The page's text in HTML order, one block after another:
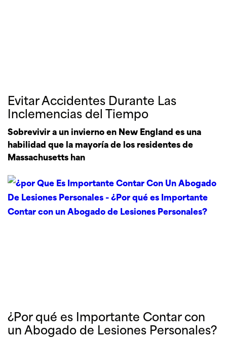
Evitar Accidentes Durante Las
Inclemencias del Tiempo
Sobrevivir a un invierno en New England es una
habilidad que la mayoría de los residentes de
Massachusetts han
¿Por qué es Importante Contar con
un Abogado de Lesiones Personales?